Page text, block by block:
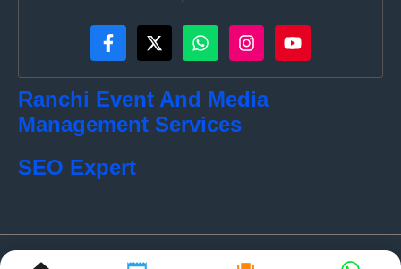
Ranchi Event And Media
Management Services
SEO Expert
© localkhabar.com • All rights reserved